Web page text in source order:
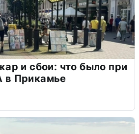
и сбои: что было при
Прикамье